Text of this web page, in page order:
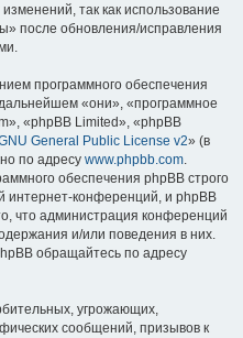
так как использование
после обновления/исправления
программного обеспечения
«они», «программное
«phpBB Limited», «phpBB
General Public License v2» (в
по адресу www.phpbb.com.
обеспечения phpBB строго
интернет-конференций, и phpBB
что администрация конференций
и/или поведения в них.
обращайтесь по адресу
угрожающих,
сообщений, призывов к